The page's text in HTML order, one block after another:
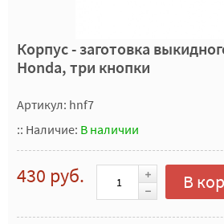
Корпус - заготовка
Honda, три кнопки
Артикул: hnf7
:: Наличие: В наличии
430 руб. В